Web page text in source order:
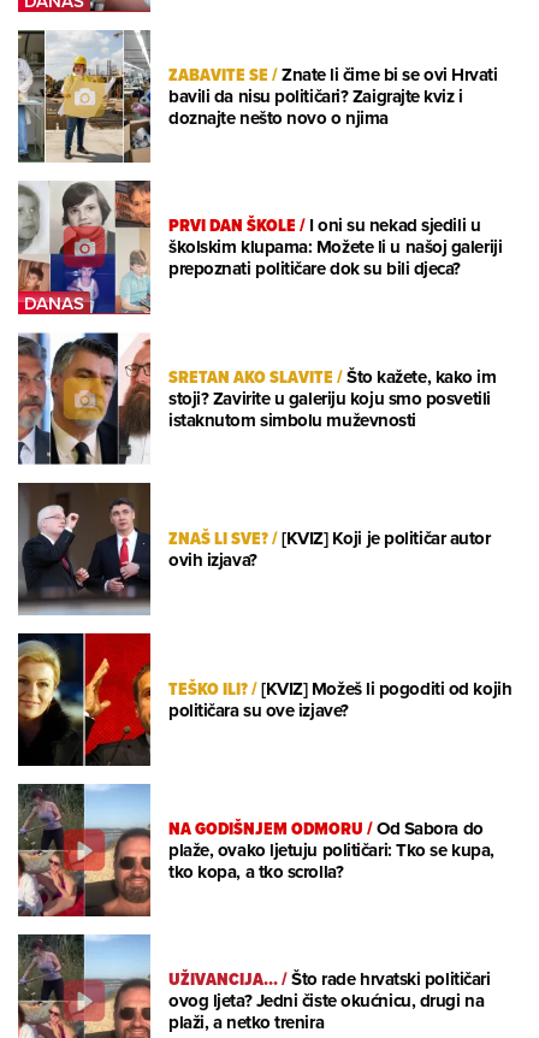
ZABAVITE SE/Znate li čime bi se ovi Hrvati
bavili da nisu političari? Zaigrajte kviz i
doznajte nešto novo o njima
PRVI DAN ŠKOLE/I oni su nekad sjedili u
školskim klupama: Možete li u našoj galeriji
prepoznati političare dok su bili djeca?
SRETAN AKO SLAVITE/Što kažete, kako im
stoji? Zavirite u galeriju koju smo posvetili
istaknutom simbolu muževnosti
ZNAŠ LI SVE?/[KVIZ] Koji je političar autor
ovih izjava?
TEŠKO ILI?/[KVIZ] Možeš li pogoditi od kojih
političara su ove izjave?
NA GODIŠNJEM ODMORU/Od Sabora do
plaže, ovako ljetuju političari: Tko se kupa,
tko kopa, a tko scrolla?
UŽIVANCIJA.../Što rade hrvatski političari
ovog ljeta? Jedni čiste okućnicu, drugi na
plaži, a netko trenira